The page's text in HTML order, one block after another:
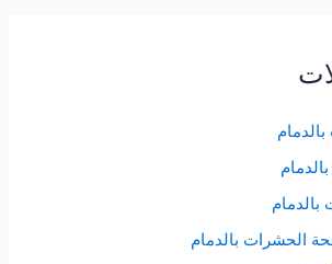
الحشرات بالدمام